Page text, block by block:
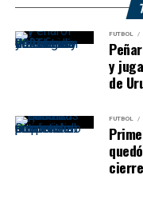
FUTBOL
y
de
FUTBOL